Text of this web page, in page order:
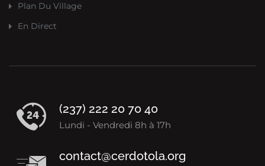
Plan Du Village
En Direct
(237) 222 20 70 40
Lundi - Vendredi 8h à 17h
contact@cerdotola.org